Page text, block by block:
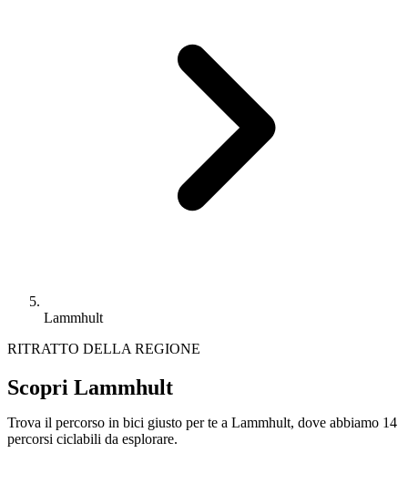
Lammhult
RITRATTO DELLA REGIONE
Scopri Lammhult
Trova il percorso in bici giusto per te a Lammhult, dove abbiamo 14
percorsi ciclabili da esplorare.